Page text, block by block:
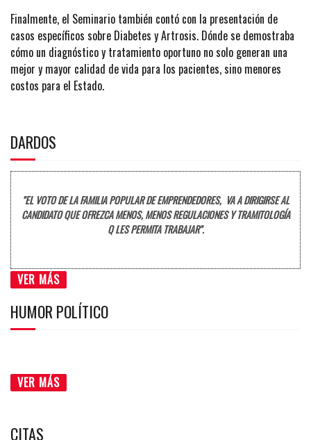
Finalmente, el Seminario también contó con la presentación de
casos específicos sobre Diabetes y Artrosis. Dónde se demostraba
cómo un diagnóstico y tratamiento oportuno no solo generan una
mejor y mayor calidad de vida para los pacientes, sino menores
costos para el Estado.
DARDOS
"EL VOTO DE LA FAMILIA POPULAR DE EMPRENDEDORES, VA A DIRIGIRSE AL
CANDIDATO QUE OFREZCA MENOS, MENOS REGULACIONES Y TRAMITOLOGÍA
Q LES PERMITA TRABAJAR".
VER MÁS
HUMOR POLÍTICO
VER MÁS
CITAS